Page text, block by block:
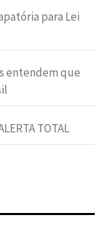
para Lei
entendem que
TOTAL